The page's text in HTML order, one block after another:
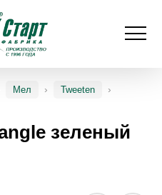
Мел Tweeten
зеленый